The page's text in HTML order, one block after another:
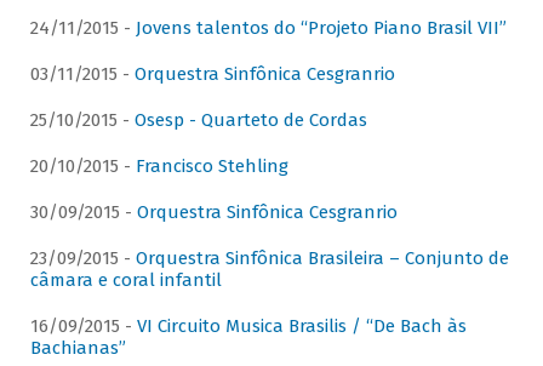
24/11/2015 - Jovens talentos do “Projeto Piano Brasil VII”
03/11/2015 - Orquestra Sinfônica Cesgranrio
25/10/2015 - Osesp - Quarteto de Cordas
20/10/2015 - Francisco Stehling
30/09/2015 - Orquestra Sinfônica Cesgranrio
23/09/2015 - Orquestra Sinfônica Brasileira – Conjunto de
câmara e coral infantil
16/09/2015 - VI Circuito Musica Brasilis / “De Bach às
Bachianas”